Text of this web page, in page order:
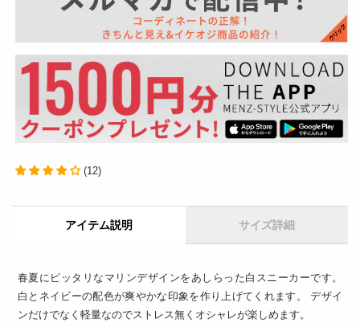
リ
ン
ザ
イ
レ
ス
ロ
ー
カ
い
マ
リ
ン
ザ
イ
ン
ス
ア
ロ
ー
カ
(12)
アイテム説明 サイズ詳細
春夏にピッタリなマリンデザインをあしらった白スニーカーです。
白とネイビーの配色が爽やかな印象を作り上げてくれます。 デザイ
ンだけでなく軽量なのでストレス無くオシャレが楽しめます。